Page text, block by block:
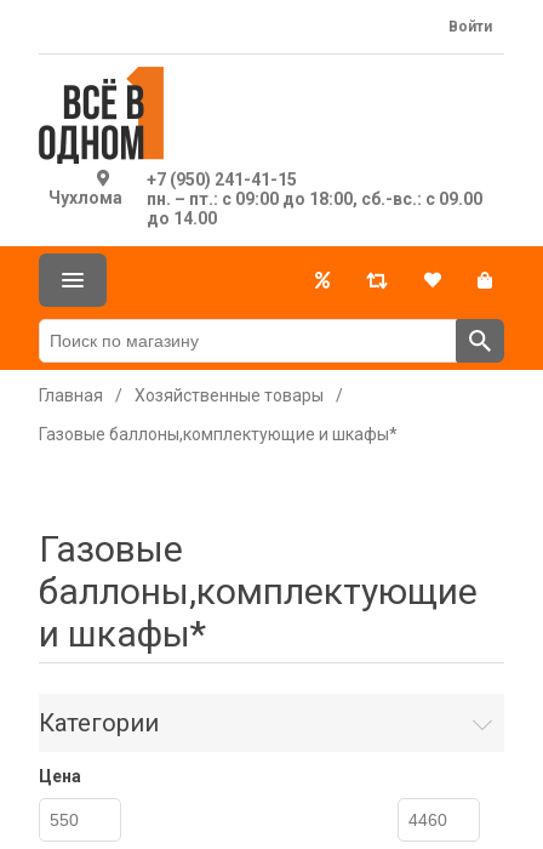
Чухлома
+7 (950) 241-41-15
пн. – пт.: с 09:00 до 18:00, сб.-вс.: с 09.00
до 14.00
Войти
Главная / Хозяйственные товары
/
Газовые баллоны,комплектующие и шкафы*
Газовые
баллоны,комплектующие
и шкафы*
Категории
Цена